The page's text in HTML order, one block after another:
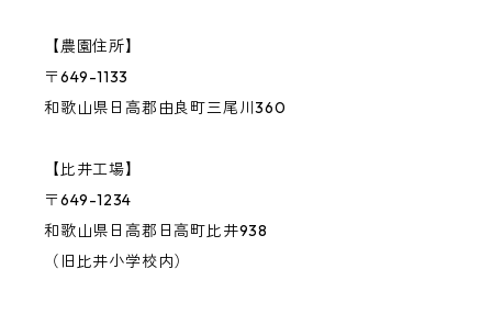
【農園住所】
〒649-1133
和歌山県日高郡由良町三尾川360
【比井工場】
〒649-1234
和歌山県日高郡日高町比井938
（旧比井小学校内）